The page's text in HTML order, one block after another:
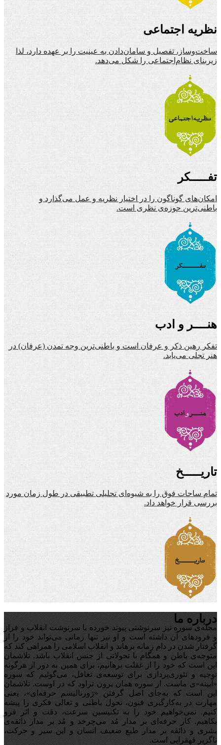
نظریه اجتماعی
ساخت‌وساز، تفصیل و سامان‌دادن به عینیت را بر عهده دارد، لذا
زیربنای نظام‌اجتماعی را شکل می‌دهد.
تفـــــکر
امکان‌های گوناگون را در اختیار نظریه و عمل می‌گذارد و
باطنی‌ترین حوزه‌ی نظری است.
هنــــر و ادب
تفکر رهین ذکر و عرفان است و باطنی‌ترین وجه تمدن (عرفان) در
هنر تجلی می‌یابد.
تاریـــــخ
تمام ساحات فوق را به شیوه‌ای تحلیلی تطبیقی در طول زمان مورد
بررسی قرار خواهد داد.
درباره ما
مجله‌ی سوره نیز سرنوشتی پیوند خورده با سرنوشت انقلاب و فراز
و فرودهای آن داشته است و او نیز تنها زمانی می‌تواند خود را از
گرفتار شدن در دام زمانه برهاند و انقلاب اسلامی را همراهی کند که
متوجه‌ی باطن و همگام با تحولاتی از جنس انقلاب باشد. تلاشمان
این است که خود را از غفلت برهانیم، برای همین به دور از هرگونه
توجیه‌ و تئوری‌پردازی برای توسعه‌ی تغافل،‌ می‌گوئیم که سوره
«آیینه‌»ی ماست. از سوره همان برون تراود که در اوست. تلاشمان
این است که به‌جای اصل گرفتن «ژورنالیسم حرفه‌ای»، یعنی
مهارت در به‌کارگیری فنون، تحول باطنی و تعالی فکری را پیشه
کنیم. نمی‌خواهیم خود را به تکنیسین سرعت، دقت و اثر فرو
بکاهیم. کار حرفه‌ای بر مدار مُد می‌چرخد و مُد بر مدار ذائقه‌ی
بشری و ذائقه بر مدار طبع ضعیف انسان و این سیر و حرکت،
ناگزیر قهقرایی است.